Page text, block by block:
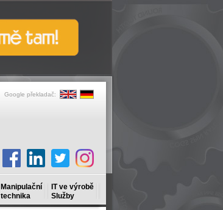
Google překladač:
Manipulační
technika
IT ve výrobě
Služby